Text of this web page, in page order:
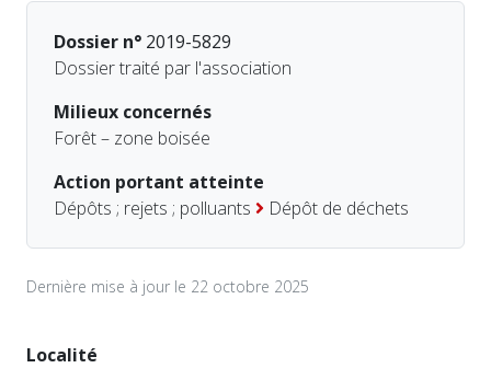
Dossier n° 2019-5829
Dossier traité par l'association
Milieux concernés
Forêt – zone boisée
Action portant atteinte
Dépôts ; rejets ; polluants
Dépôt de déchets
Dernière mise à jour le 22 octobre 2025
Localité